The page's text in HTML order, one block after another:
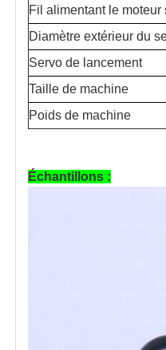
Fil alimentant le moteur
Diamètre extérieur du
Servo de lancement
Taille de machine
Poids de machine
Échantillons :